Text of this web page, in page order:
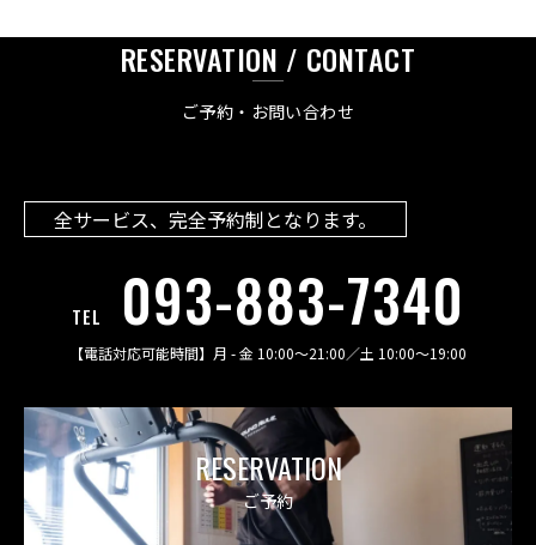
RESERVATION / CONTACT
ご予約・お問い合わせ
全サービス、完全予約制となります。
TEL 093-883-7340
【電話対応可能時間】 月 - 金 10:00〜21:00／土 10:00〜19:00
RESERVATION
ご予約